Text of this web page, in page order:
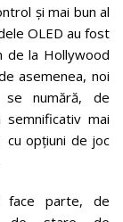
și mai bun al
OLED au fost
de la Hollywood
asemenea, noi
se numără, de
mai
cu opțiuni de joc
face parte, de